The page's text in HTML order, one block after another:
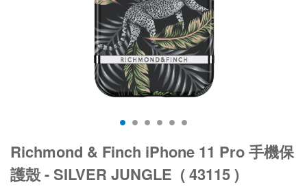
Richmond & Finch iPhone 11 Pro 手機保
護殼 - SILVER JUNGLE ( 43115 )